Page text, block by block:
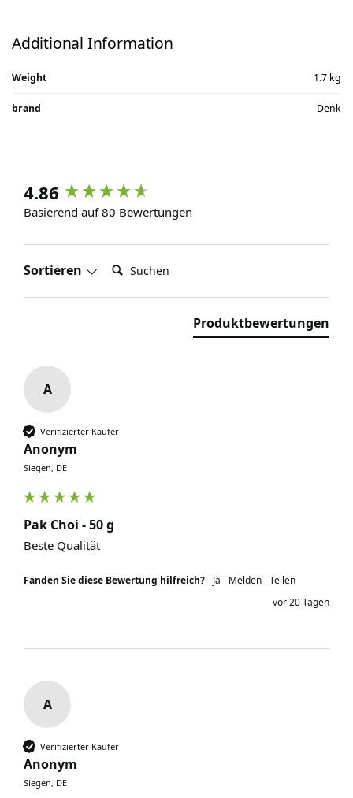
Additional Information
Weight 1.7 kg
brand Denk
4.86
Basierend auf 80 Bewertungen
Sortieren Suchen:
Produktbewertungen
A
Verifizierter Käufer
Anonym
Siegen, DE
Pak Choi - 50 g
Beste Qualität
Fanden Sie diese Bewertung hilfreich? Ja Melden Teilen
vor 20 Tagen
A
Verifizierter Käufer
Anonym
Siegen, DE